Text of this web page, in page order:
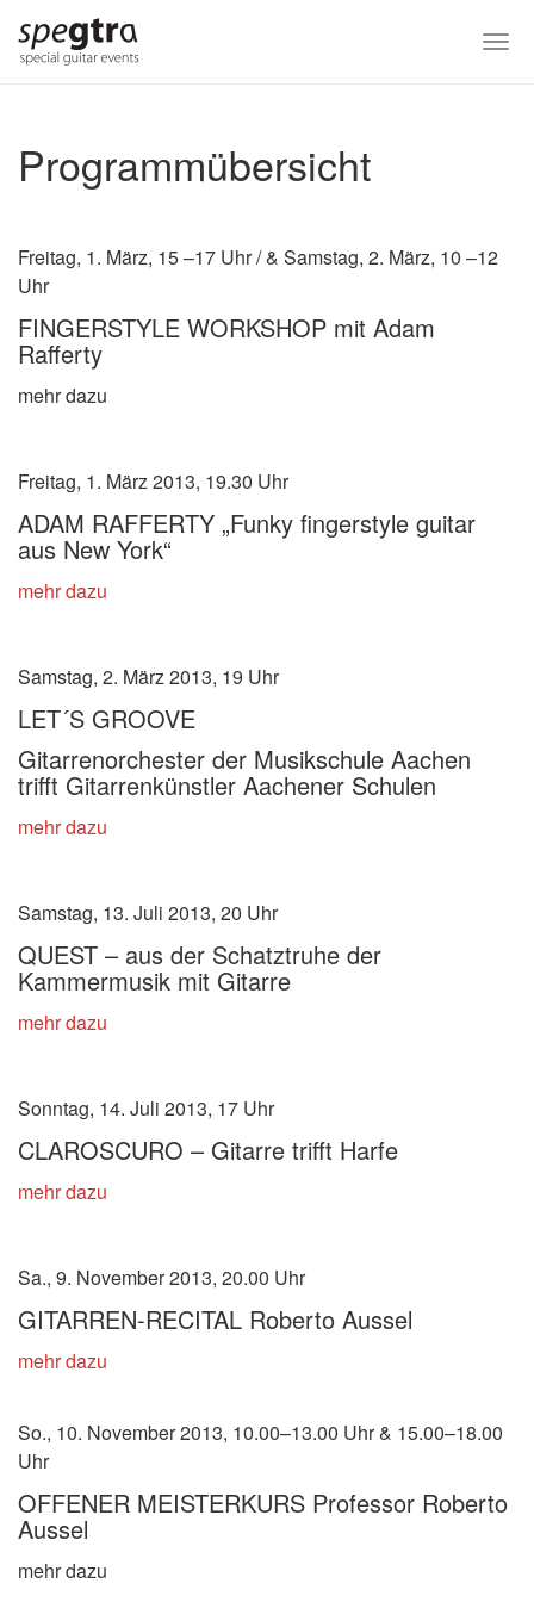
main
Programmübersicht
Freitag, 1. März, 15 –17 Uhr / & Samstag, 2. März, 10 –12
Uhr
FINGERSTYLE WORKSHOP mit Adam
Rafferty
mehr dazu
Freitag, 1. März 2013, 19.30 Uhr
ADAM RAFFERTY „Funky fingerstyle guitar
aus New York“
mehr dazu
Samstag, 2. März 2013, 19 Uhr
LET´S GROOVE
Gitarrenorchester der Musikschule Aachen
trifft Gitarrenkünstler Aachener Schulen
mehr dazu
Samstag, 13. Juli 2013, 20 Uhr
QUEST – aus der Schatztruhe der
Kammermusik mit Gitarre
mehr dazu
Sonntag, 14. Juli 2013, 17 Uhr
CLAROSCURO – Gitarre trifft Harfe
mehr dazu
Sa., 9. November 2013, 20.00 Uhr
GITARREN-RECITAL Roberto Aussel
mehr dazu
So., 10. November 2013, 10.00–13.00 Uhr & 15.00–18.00
Uhr
OFFENER MEISTERKURS Professor Roberto
Aussel
mehr dazu